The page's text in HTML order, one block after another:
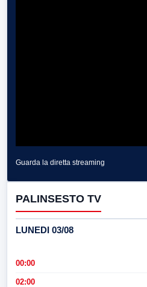
Guarda la diretta streaming
PALINSESTO TV
LUNEDI 03/08
00:00
02:00